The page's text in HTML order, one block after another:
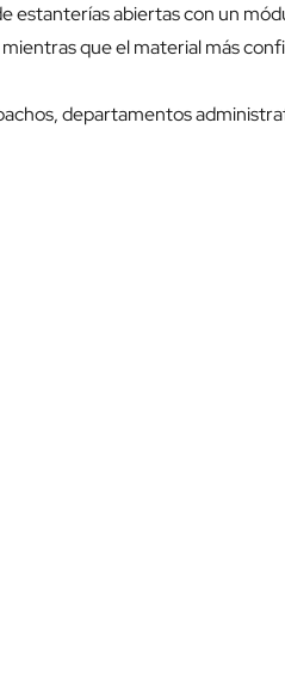
estanterías abiertas con un
que el material más
departamentos